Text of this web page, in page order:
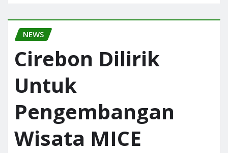
NEWS
Cirebon Dilirik
Untuk
Pengembangan
Wisata MICE